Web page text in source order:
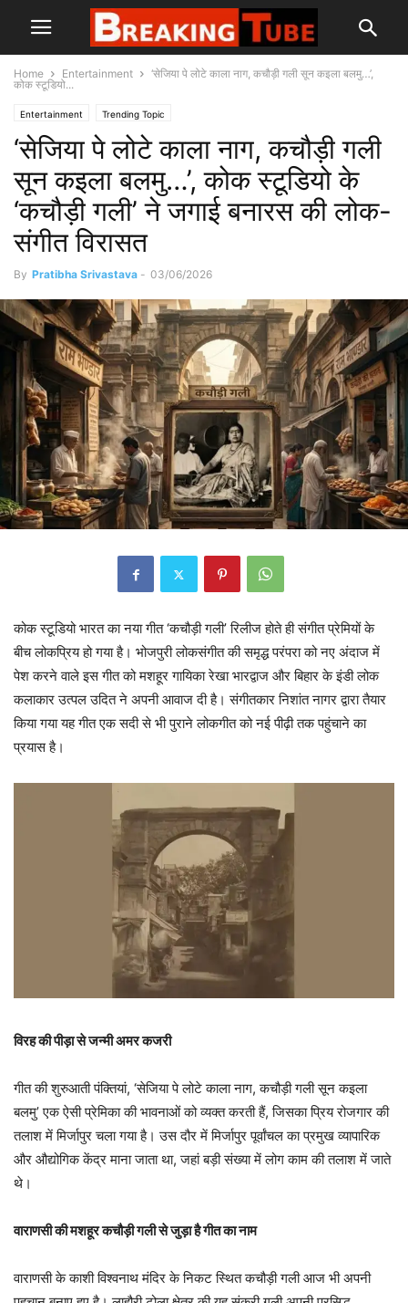
Home Entertainment
‘सेजिया पे लोटे काला नाग, कचौड़ी गली सून कइला बलमु…’,
कोक स्टूडियो...
Entertainment Trending Topic
‘सेजिया पे लोटे काला नाग, कचौड़ी गली
सून कइला बलमु…’, कोक स्टूडियो के
‘कचौड़ी गली’ ने जगाई बनारस की लोक-
संगीत विरासत
By Pratibha Srivastava - 03/06/2026
कोक स्टूडियो भारत का नया गीत ‘कचौड़ी गली’ रिलीज होते ही संगीत प्रेमियों के
बीच लोकप्रिय हो गया है। भोजपुरी लोकसंगीत की समृद्ध परंपरा को नए अंदाज में
पेश करने वाले इस गीत को मशहूर गायिका रेखा भारद्वाज और बिहार के इंडी लोक
कलाकार उत्पल उदित ने अपनी आवाज दी है। संगीतकार निशांत नागर द्वारा तैयार
किया गया यह गीत एक सदी से भी पुराने लोकगीत को नई पीढ़ी तक पहुंचाने का
प्रयास है।
विरह की पीड़ा से जन्मी अमर कजरी
गीत की शुरुआती पंक्तियां, ‘सेजिया पे लोटे काला नाग, कचौड़ी गली सून कइला
बलमु’ एक ऐसी प्रेमिका की भावनाओं को व्यक्त करती हैं, जिसका प्रिय रोजगार की
तलाश में मिर्जापुर चला गया है। उस दौर में मिर्जापुर पूर्वांचल का प्रमुख व्यापारिक
और औद्योगिक केंद्र माना जाता था, जहां बड़ी संख्या में लोग काम की तलाश में जाते
थे।
वाराणसी की मशहूर कचौड़ी गली से जुड़ा है गीत का नाम
वाराणसी के काशी विश्वनाथ मंदिर के निकट स्थित कचौड़ी गली आज भी अपनी